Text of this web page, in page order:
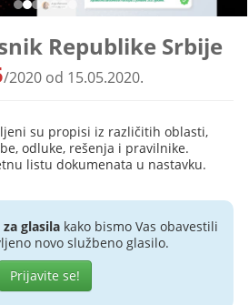
Republike Srbije
/2020 od 15.05.2020.
su propisi iz različitih oblasti,
odluke, rešenja i pravilnike.
listu dokumenata u nastavku.
glasilakako bismo Vas obavestili
novo službeno glasilo.
Prijavite se!